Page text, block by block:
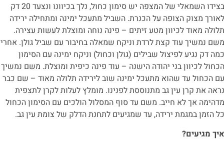
בצידו השמאלי של המצפה יש סימון כחול, נלך בכיוונו ונצעד 20 דק
לאורך מצוק הצופה על הכנרת. השביל מתעכל ימינה ומתחילה ירידה
תלולה מאוד לכיוון מטע זיתים – פינה נוחה ומוצלת לעשות עצירה.
משם נמשיך עוד קצת לרדת וניקח שמאלה בחיבור עם שביל גולן. אחרי
כמה דק נגיע לפיצול שבילים (גולן וכחול) וניקח ימינה עם הסימון
הכחול לכיוון בני יהודה הישנה – עוד פינה כיפית ומוצלת. משם נמשיך
עם הכחול עד שהוא מתעכל ימינה שוב לירידה תלולה מאוד – שם כבר
נראה את קרן עין גב מתנוססת לפנינו. מומלץ לעלות לקרן לתצפית
מדהימה אך לא חייב. משם עד סוף המסלול הולכים עם הסימון הכחול
כל הזמן במגמת ירידה, עד שמגיעים לתחנת הדלק של צומת עין גב.
איך מגיעים?